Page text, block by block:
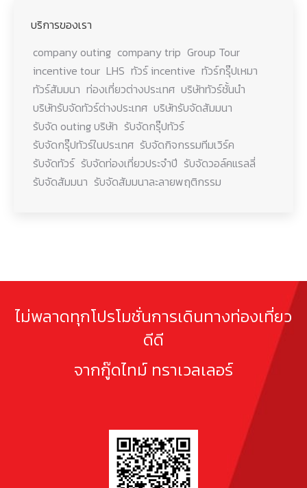
บริการของเรา
company outing company trip Group Tour
incentive tour LHS ทัวร์ incentive ทัวร์กรุ๊ปเหมา
ทัวร์สัมมนา ท่องเที่ยวต่างประเทศ บริษัททัวร์ชั้นนำ
บริษัทรับจัดทัวร์ต่างประเทศ บริษัทรับจัดสัมมนา
รับจัด outing บริษัท รับจัดกรุ๊ปทัวร์
รับจัดกรุ๊ปทัวร์ในประเทศ รับจัดกิจกรรมทีมเวิร์ค
รับจัดทัวร์ รับจัดท่องเที่ยวประจำปี รับจัดวอล์คแรลลี่
รับจัดสัมมนา รับจัดสัมมนาละลายพฤติกรรม
ไม่พลาดทุกโปรโมชั่นการเดินทางท่องเที่ยว
ดีดี
จากกู๊ดไทม์ ทราเวลเลอร์